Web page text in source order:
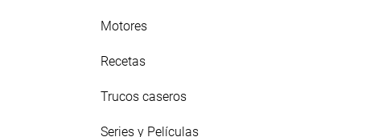
Motores
Recetas
Trucos caseros
Series y Películas